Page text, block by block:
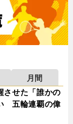
月間
させた「誰かの
五輪連覇の偉